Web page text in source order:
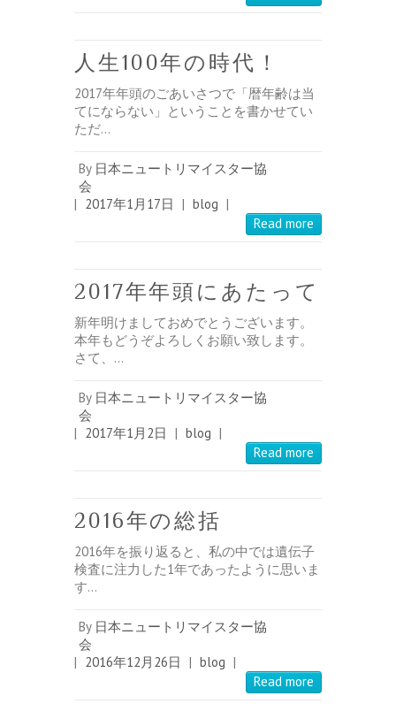
人生100年の時代！
2017年年頭のごあいさつで「暦年齢は当
てにならない」ということを書かせてい
ただ…
By 日本ニュートリマイスター協
会
| 2017年1月17日 | blog |
Read more
2017年年頭にあたって
新年明けましておめでとうございます。
本年もどうぞよろしくお願い致します。
さて、…
By 日本ニュートリマイスター協
会
| 2017年1月2日 | blog |
Read more
2016年の総括
2016年を振り返ると、私の中では遺伝子
検査に注力した1年であったように思いま
す…
By 日本ニュートリマイスター協
会
| 2016年12月26日 | blog |
Read more